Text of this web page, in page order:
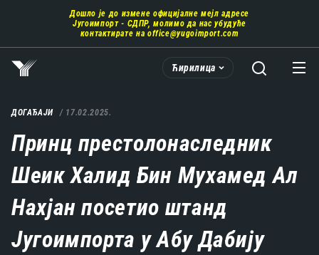
главни
део
садржаја
Дошло је до измене официјалне мејл адресе
Југоимпорт - СДПР, молимо да нас убудуће
контактирате на office@yugoimport.com
Ћирилица
ДОГАЂАЈИ 17.02.2025.
Принц престолонаследник
Шеик Халид Бин Мухамед Ал
Нахјан посетио штанд
Југоимпорта у Абу Дабију